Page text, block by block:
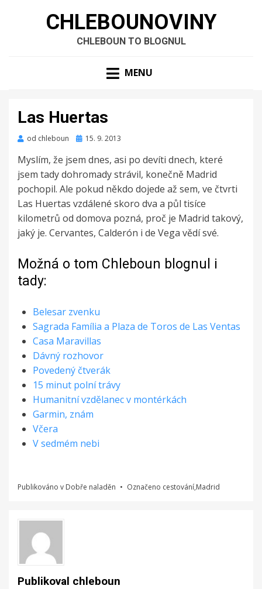
CHLEBOUNOVINY
CHLEBOUN TO BLOGNUL
MENU
Las Huertas
od chleboun
Zveřejněno
15. 9. 2013
Myslím, že jsem dnes, asi po devíti dnech, které
jsem tady dohromady strávil, konečně Madrid
pochopil. Ale pokud někdo dojede až sem, ve čtvrti
Las Huertas vzdálené skoro dva a půl tisíce
kilometrů od domova pozná, proč je Madrid takový,
jaký je. Cervantes, Calderón i de Vega vědí své.
Možná o tom Chleboun blognul i
tady:
Belesar zvenku
Sagrada Família a Plaza de Toros de Las Ventas
Casa Maravillas
Dávný rozhovor
Povedený čtverák
15 minut polní trávy
Humanitní vzdělanec v montérkách
Garmin, znám
Včera
V sedmém nebi
Publikováno v Dobře naladěn Označeno cestování,Madrid
Publikoval chleboun